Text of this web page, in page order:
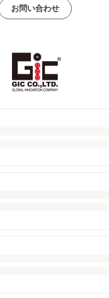
お問い合わせ